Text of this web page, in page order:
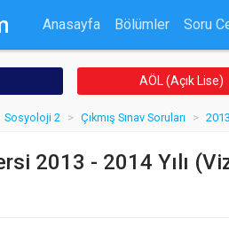
Anasayfa Bölümler Soru
AÖL (Açık Lise)
Sosyoloji 2 Çıkmış Sınav Soruları
2013 - 2014 Yılı